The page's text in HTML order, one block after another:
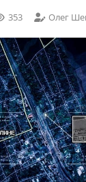
353 Олег